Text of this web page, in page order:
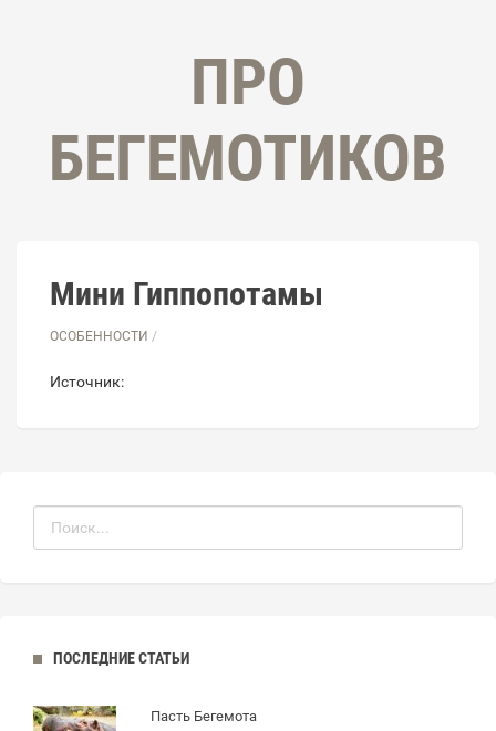
ПРО
БЕГЕМОТИКОВ
Мини Гиппопотамы
ОСОБЕННОСТИ /
Источник:
ПОСЛЕДНИЕ СТАТЬИ
Пасть Бегемота